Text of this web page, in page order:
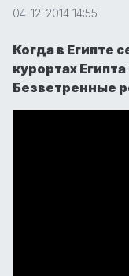
04-12-2014 14:55
Когда в Египте
курортах
Безветренные